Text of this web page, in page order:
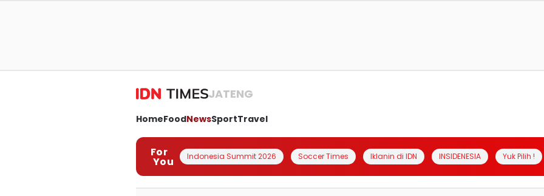
JATENG
HomeFoodNewsSportTravel
For
You Indonesia Summit 2026 Soccer Times Iklanin di IDN INSIDENESIA Yuk Pilih !